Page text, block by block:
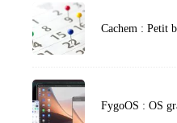
Cachem : Petit
FygoOS : OS